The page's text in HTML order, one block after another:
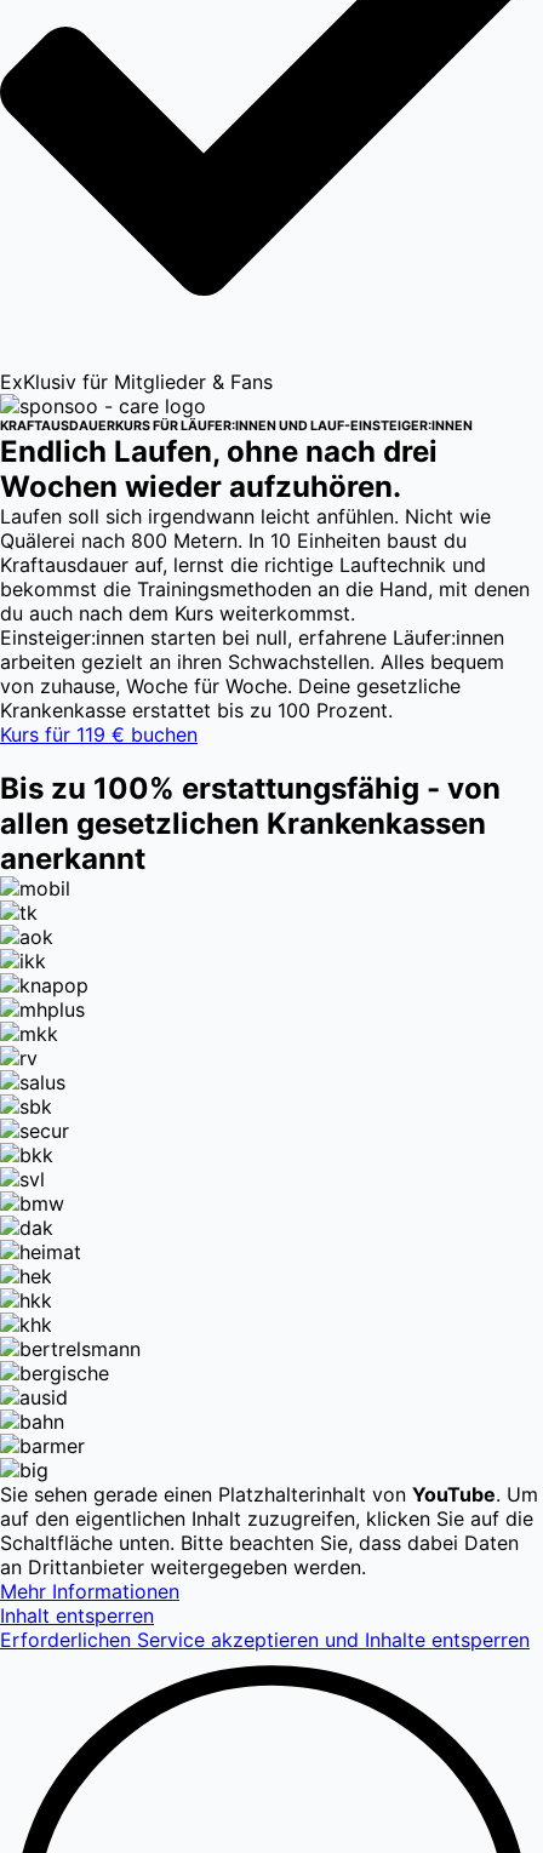
ExKlusiv für Mitglieder & Fans
KRAFTAUSDAUERKURS FÜR LÄUFER:INNEN UND LAUF-EINSTEIGER:INNEN
Endlich Laufen, ohne nach drei
Wochen wieder aufzuhören.
Laufen soll sich irgendwann leicht anfühlen. Nicht wie
Quälerei nach 800 Metern. In 10 Einheiten baust du
Kraftausdauer auf, lernst die richtige Lauftechnik und
bekommst die Trainingsmethoden an die Hand, mit denen
du auch nach dem Kurs weiterkommst.
Einsteiger:innen starten bei null, erfahrene Läufer:innen
arbeiten gezielt an ihren Schwachstellen. Alles bequem
von zuhause, Woche für Woche. Deine gesetzliche
Krankenkasse erstattet bis zu 100 Prozent.
Kurs für 119 € buchen
Bis zu 100% erstattungsfähig - von
allen gesetzlichen Krankenkassen
anerkannt
Sie sehen gerade einen Platzhalterinhalt von YouTube. Um
auf den eigentlichen Inhalt zuzugreifen, klicken Sie auf die
Schaltfläche unten. Bitte beachten Sie, dass dabei Daten
an Drittanbieter weitergegeben werden.
Mehr Informationen
Inhalt entsperren
Erforderlichen Service akzeptieren und Inhalte entsperren